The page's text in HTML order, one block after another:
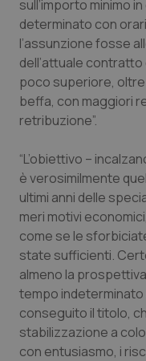
sull’importo minimo
determinato con
l’assunzione fosse
dell’attuale
poco superiore, oltre
beffa, con maggiori
retribuzione”.
“L’obiettivo –
è verosimilmente
ultimi anni delle
meri motivi
come se le
state sufficienti.
almeno la
tempo
conseguito il titolo,
stabilizzazione a
con entusiasmo, i